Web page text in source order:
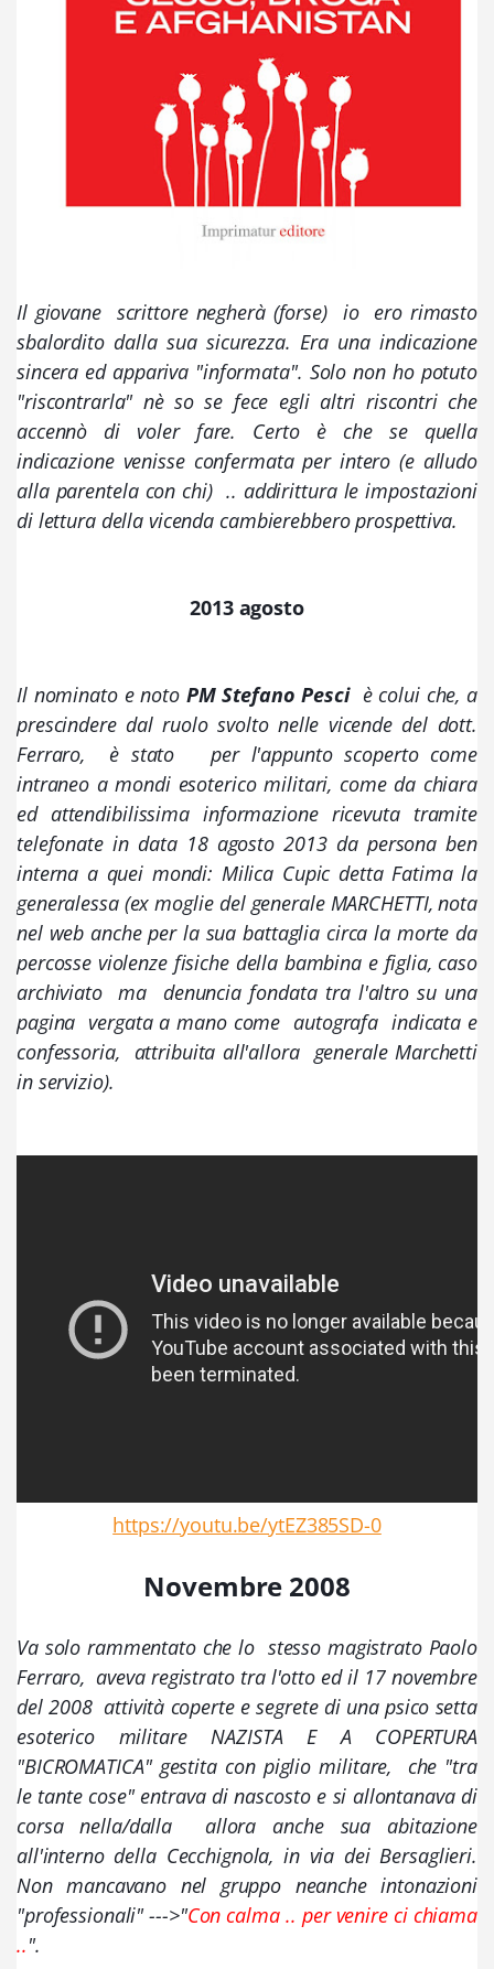
Il giovane  scrittore negherà (forse)  io  ero rimasto
sbalordito dalla sua sicurezza. Era una indicazione
sincera ed appariva "informata". Solo non ho potuto
"riscontrarla" nè so se fece egli altri riscontri che
accennò di voler fare. Certo è che se quella
indicazione venisse confermata per intero (e alludo
alla parentela con chi)  .. addirittura le impostazioni
di lettura della vicenda cambierebbero prospettiva.
2013 agosto
Il nominato e noto PM Stefano Pesci
  è colui che, a
prescindere dal ruolo svolto nelle vicende del dott.
Ferraro,  è stato   per l'appunto scoperto come
intraneo a mondi esoterico militari, come da chiara
ed attendibilissima informazione ricevuta tramite
telefonate in data 18 agosto 2013 da persona ben
interna a quei mondi: Milica Cupic detta Fatima la
generalessa (ex moglie del generale MARCHETTI, nota
nel web anche per la sua battaglia circa la morte da
percosse violenze fisiche della bambina e figlia, caso
archiviato  ma  denuncia fondata tra l'altro su una
pagina  vergata a mano come  autografa indicata e
confessoria,  attribuita all'allora  generale Marchetti
in servizio).
https://youtu.be/ytEZ385SD-0
Novembre 2008
Va solo rammentato che lo  stesso magistrato Paolo
Ferraro,  aveva registrato tra l'otto ed il 17 novembre
del 2008  attività coperte e segrete di una psico setta
esoterico militare NAZISTA E A COPERTURA
"BICROMATICA" gestita con piglio militare,  che "tra
le tante cose" entrava di nascosto e si allontanava di
corsa nella/dalla  allora anche sua abitazione
all'interno della Cecchignola, in via dei Bersaglieri.
Non mancavano nel gruppo neanche intonazioni
"professionali" --->"Con calma .. per venire ci chiama
..".